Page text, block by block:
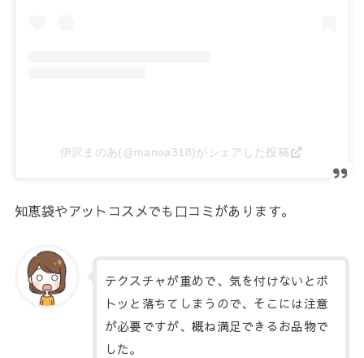
伊沢まのあ(@manoa318)がシェアした投稿
知恵袋やアットコスメでも口コミがあります。
テクスチャが重めで、気を付けないとボ
トッと落ちてしまうので、そこには注意
が必要ですが、概ね満足できるお品物で
した。